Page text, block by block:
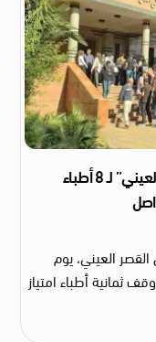
مصر: “لجنة العدالة” تدين وقف “القصر العيني” لـ 8 أطباء
العيني، يوم
وقف ثمانية أطباء امتياز